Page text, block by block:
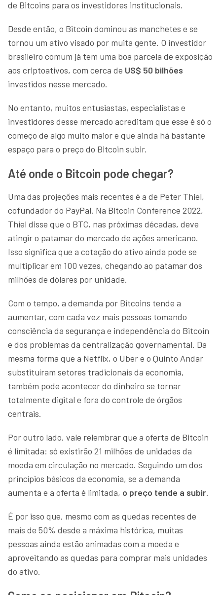
de Bitcoins para os investidores institucionais.
Desde então, o Bitcoin dominou as manchetes e se
tornou um ativo visado por muita gente. O investidor
brasileiro comum já tem uma boa parcela de exposição
aos criptoativos, com cerca de US$ 50 bilhões
investidos nesse mercado.
No entanto, muitos entusiastas, especialistas e
investidores desse mercado acreditam que esse é só o
começo de algo muito maior e que ainda há bastante
espaço para o preço do Bitcoin subir.
Até onde o Bitcoin pode chegar?
Uma das projeções mais recentes é a de Peter Thiel,
cofundador do PayPal. Na Bitcoin Conference 2022,
Thiel disse que o BTC, nas próximas décadas, deve
atingir o patamar do mercado de ações americano.
Isso significa que a cotação do ativo ainda pode se
multiplicar em 100 vezes, chegando ao patamar dos
milhões de dólares por unidade.
Com o tempo, a demanda por Bitcoins tende a
aumentar, com cada vez mais pessoas tomando
consciência da segurança e independência do Bitcoin
e dos problemas da centralização governamental. Da
mesma forma que a Netflix, o Uber e o Quinto Andar
substituíram setores tradicionais da economia,
também pode acontecer do dinheiro se tornar
totalmente digital e fora do controle de órgãos
centrais.
Por outro lado, vale relembrar que a oferta de Bitcoin
é limitada: só existirão 21 milhões de unidades da
moeda em circulação no mercado. Seguindo um dos
princípios básicos da economia, se a demanda
aumenta e a oferta é limitada, o preço tende a subir.
É por isso que, mesmo com as quedas recentes de
mais de 50% desde a máxima histórica, muitas
pessoas ainda estão animadas com a moeda e
aproveitando as quedas para comprar mais unidades
do ativo.